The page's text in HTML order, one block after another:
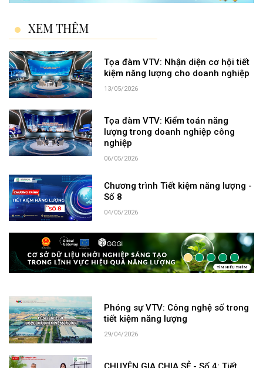
XEM THÊM
Tọa đàm VTV: Nhận diện cơ hội tiết
kiệm năng lượng cho doanh nghiệp
13/05/2026
Tọa đàm VTV: Kiểm toán năng
lượng trong doanh nghiệp công
nghiệp
06/05/2026
Chương trình Tiết kiệm năng lượng -
Số 8
04/05/2026
Phóng sự VTV: Công nghệ số trong
tiết kiệm năng lượng
29/04/2026